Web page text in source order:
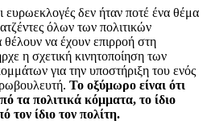
ευρωεκλογές δεν ήταν ποτέ ένα θέμα
όλων των πολιτικών
να έχουν επιρροή στη
η σχετική κινητοποίηση των
για την υποστήριξη του ενός
Το οξύμωρο είναι ότι
τα πολιτικά κόμματα, το ίδιο
τον ίδιο τον πολίτη.